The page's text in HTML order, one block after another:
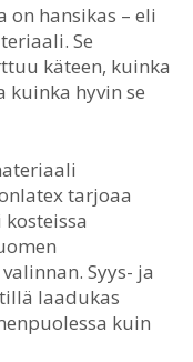
on hansikas – eli
Se
käteen, kuinka
kuinka hyvin se
tarjoaa
Syys- ja
laadukas
kuin